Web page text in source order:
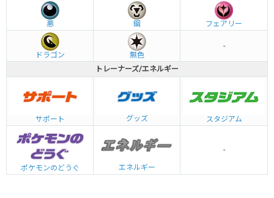
悪 鋼 フェアリー
ドラゴン 無色
-
トレーナーズ/エネルギー
サポート グッズ スタジアム
ポケモンのどうぐ エネルギー
-